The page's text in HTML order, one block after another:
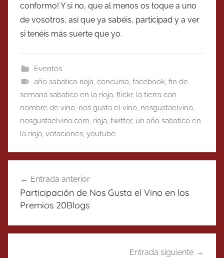
conformo! Y si no, que al menos os toque a uno
de vosotros, así que ya sabéis, participad y a ver
si tenéis más suerte que yo.
Eventos
año sabatico rioja, concurso, facebook, fin de
semana sabatico en la rioja, flickr, la tierra con
nombre de vino, nos gusta el vino, nosgustaelvino,
nosgustaelvino.com, rioja, twitter, un año sabatico en
la rioja, votaciones, youtube
de
entradas
Entrada anterior
Participación de Nos Gusta el Vino en los
Premios 20Blogs
Entrada siguiente